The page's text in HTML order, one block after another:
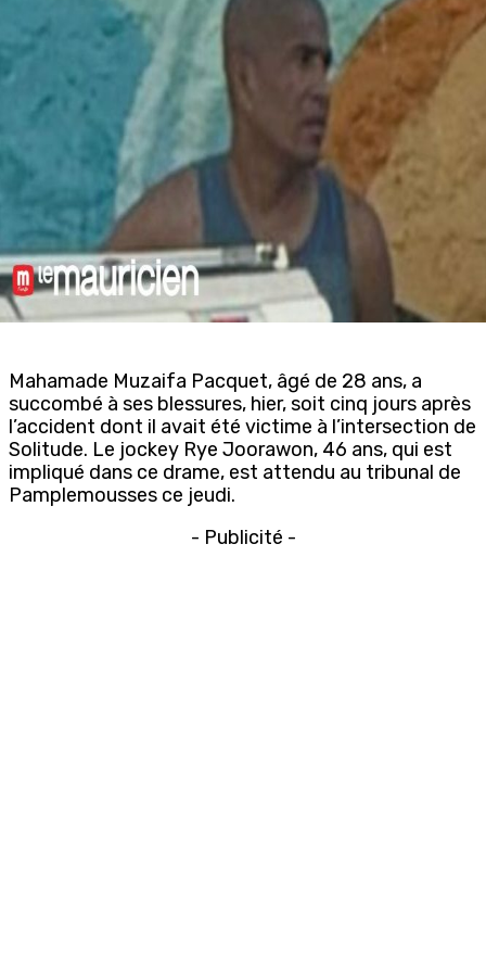
Mahamade Muzaifa Pacquet, âgé de 28 ans, a
succombé à ses blessures, hier, soit cinq jours après
l’accident dont il avait été victime à l’intersection de
Solitude. Le jockey Rye Joorawon, 46 ans, qui est
impliqué dans ce drame, est attendu au tribunal de
Pamplemousses ce jeudi.
- Publicité -